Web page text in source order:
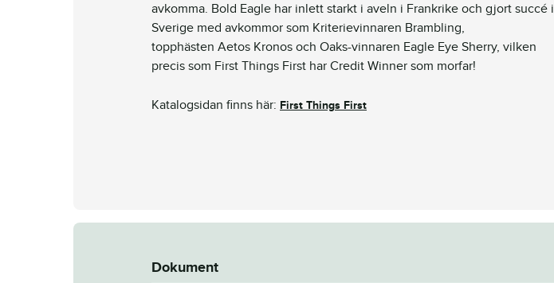
avkomma. Bold Eagle har inlett starkt i aveln i Frankrike och gjort succé i
Sverige med avkommor som Kriterievinnaren Brambling,
topphästen Aetos Kronos och Oaks-vinnaren Eagle Eye Sherry, vilken
precis som First Things First har Credit Winner som morfar!
Katalogsidan finns här: First Things First
Dokument